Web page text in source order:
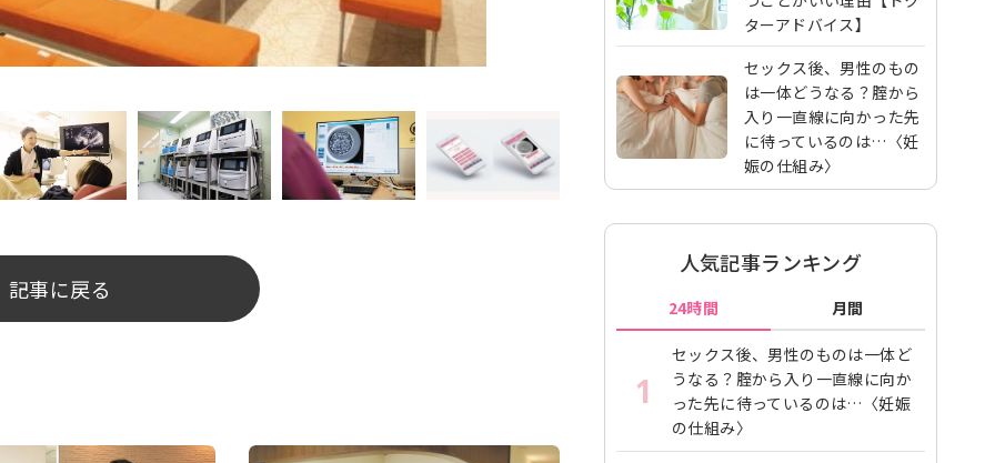
記事に戻る
ターアドバイス】
セックス後、男性のもの
は一体どうなる？腟から
入り一直線に向かった先
に待っているのは…〈妊
娠の仕組み〉
人気記事ランキング
24時間 月間
1
セックス後、男性のものは一体ど
うなる？腟から入り一直線に向か
った先に待っているのは…〈妊娠
の仕組み〉